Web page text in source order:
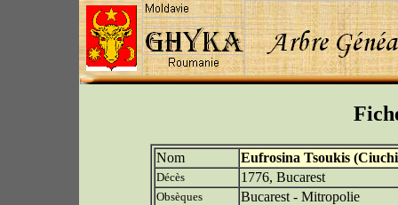
Nom Eufrosina Tsoukis
Décès 1776, Bucarest
Obsèques
Bucarest - Mitropolie